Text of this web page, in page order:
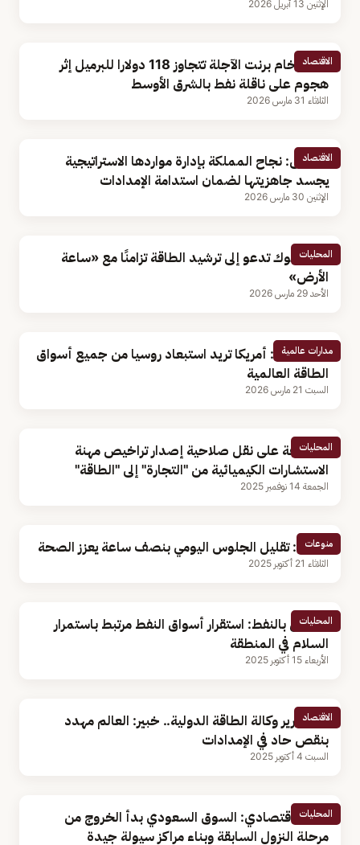
الإثنين 13 أبريل 2026
الاقتصاد
عقود خام برنت الآجلة تتجاوز 118 دولارا للبرميل إثر
هجوم على ناقلة نفط بالشرق الأوسط
الثلاثاء 31 مارس 2026
الاقتصاد
مختص: نجاح المملكة بإدارة مواردها الاستراتيجية
يجسد جاهزيتها لضمان استدامة الإمدادات
الإثنين 30 مارس 2026
المحليات
أمانة تبوك تدعو إلى ترشيد الطاقة تزامنًا مع «ساعة
الأرض»
الأحد 29 مارس 2026
مدارات عالمية
«لافروف»: أمريكا تريد استبعاد روسيا من جميع أسواق
الطاقة العالمية
السبت 21 مارس 2026
المحليات
الموافقة على نقل صلاحية إصدار تراخيص مهنة
الاستشارات الكيميائية من "التجارة" إلى "الطاقة"
الجمعة 14 نوفمبر 2025
منوعات
دراسة: تقليل الجلوس اليومي بنصف ساعة يعزز الصحة
الثلاثاء 21 أكتوبر 2025
المحليات
مختص بالنفط: استقرار أسواق النفط مرتبط باستمرار
السلام في المنطقة
الأربعاء 15 أكتوبر 2025
الاقتصاد
بعد تقرير وكالة الطاقة الدولية.. خبير: العالم مهدد
بنقص حاد في الإمدادات
السبت 4 أكتوبر 2025
المحليات
باحث اقتصادي: السوق السعودي بدأ الخروج من
مرحلة النزول السابقة وبناء مراكز سيولة جيدة